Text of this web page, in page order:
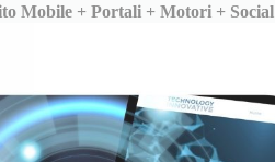
Mobile + Portali + Motori + Social